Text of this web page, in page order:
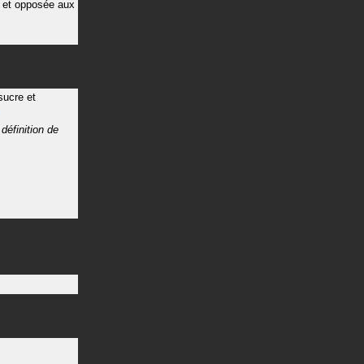
opposée aux
et
définition de